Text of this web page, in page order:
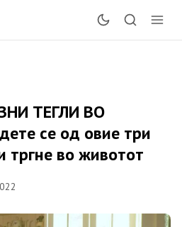
ТЕГЛИ ВО
се од овие три
тргне во животот